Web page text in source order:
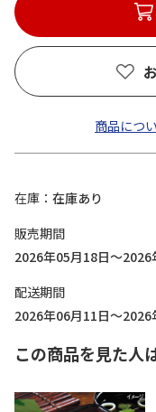
商品につ
在庫
在庫あり
販売期間
2026年05月18日～2026
配送期間
2026年06月11日～2026
この商品を見た人